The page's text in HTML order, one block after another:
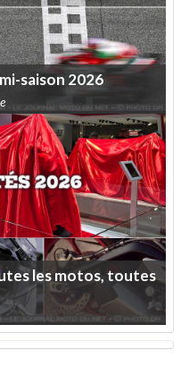
mi-saison 2026
lesmotos,toutes